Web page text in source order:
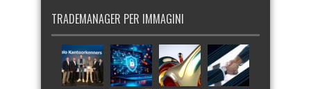
TRADEMANAGER PER IMMAGINI